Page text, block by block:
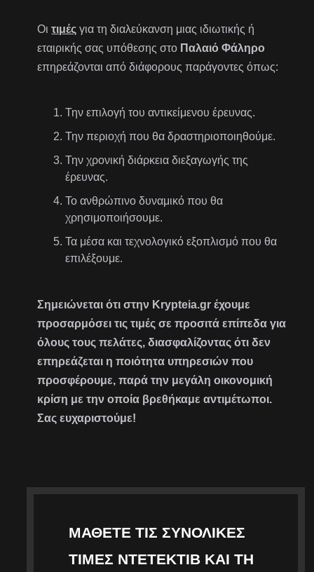
Οιτιμές για τη διαλεύκανση μιας ιδιωτικής ή
εταιρικής σας υπόθεσης στο Παλαιό Φάληρο
επηρεάζονται από διάφορους παράγοντες όπως:
Την επιλογή του αντικείμενου έρευνας.
Την περιοχή που θα δραστηριοποιηθούμε.
Την χρονική διάρκεια διεξαγωγής της
έρευνας.
Το ανθρώπινο δυναμικό που θα
χρησιμοποιήσουμε.
Τα μέσα και τεχνολογικό εξοπλισμό που θα
επιλέξουμε.
Σημειώνεται ότι στην Krypteia.gr έχουμε
προσαρμόσει τις τιμές σε προσιτά επίπεδα για
όλους τους πελάτες, διασφαλίζοντας ότι δεν
επηρεάζεται η ποιότητα υπηρεσιών που
προσφέρουμε, παρά την μεγάλη οικονομική
κρίση με την οποία βρεθήκαμε αντιμέτωποι.
Σας ευχαριστούμε!
ΜΆΘΕΤΕ ΤΙΣ ΣΥΝΟΛΙΚΈΣ
ΤΙΜΈΣ ΝΤΕΤΈΚΤΙΒ ΚΑΙ ΤΗ